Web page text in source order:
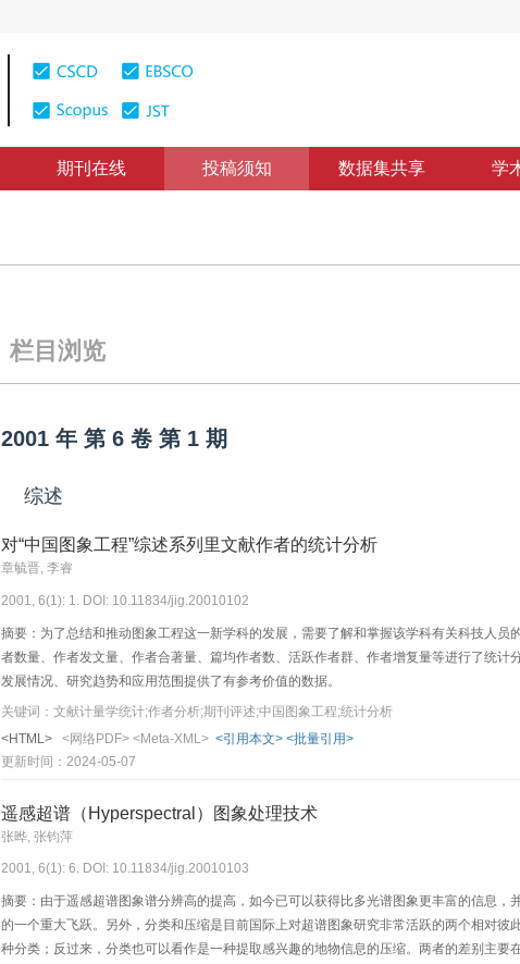
期刊在线 投稿须知 数据集共享 学
栏目浏览
2001 年 第 6 卷 第 1 期
综述
对“中国图象工程”综述系列里文献作者的统计分析
章毓晋, 李睿
2001, 6(1): 1. DOI: 10.11834/jig.20010102
摘要：为了总结和推动图象工程这一新学科的发展，需要了解和掌握该学科有关科技人
者数量、作者发文量、作者合著量、篇均作者数、活跃作者群、作者增复量等进行了统
发展情况、研究趋势和应用范围提供了有参考价值的数据。
关键词：文献计量学统计;作者分析;期刊评述;中国图象工程;统计分析
<HTML>
<网络PDF> <Meta-XML> <引用本文> <批量引用>
更新时间：2024-05-07
遥感超谱（Hyperspectral）图象处理技术
张晔, 张钧萍
2001, 6(1): 6. DOI: 10.11834/jig.20010103
摘要：由于遥感超谱图象谱分辨高的提高，如今已可以获得比多光谱图象更丰富的信息
的一个重大飞跃。另外，分类和压缩是目前国际上对超谱图象研究非常活跃的两个相对
种分类；反过来，分类也可以看作是一种提取感兴趣的地物信息的压缩。两者的差别主